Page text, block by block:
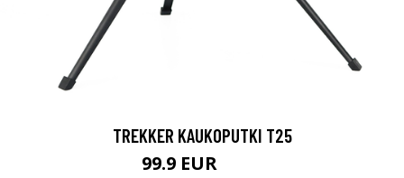
TREKKER KAUKOPUTKI T25
99.9 EUR